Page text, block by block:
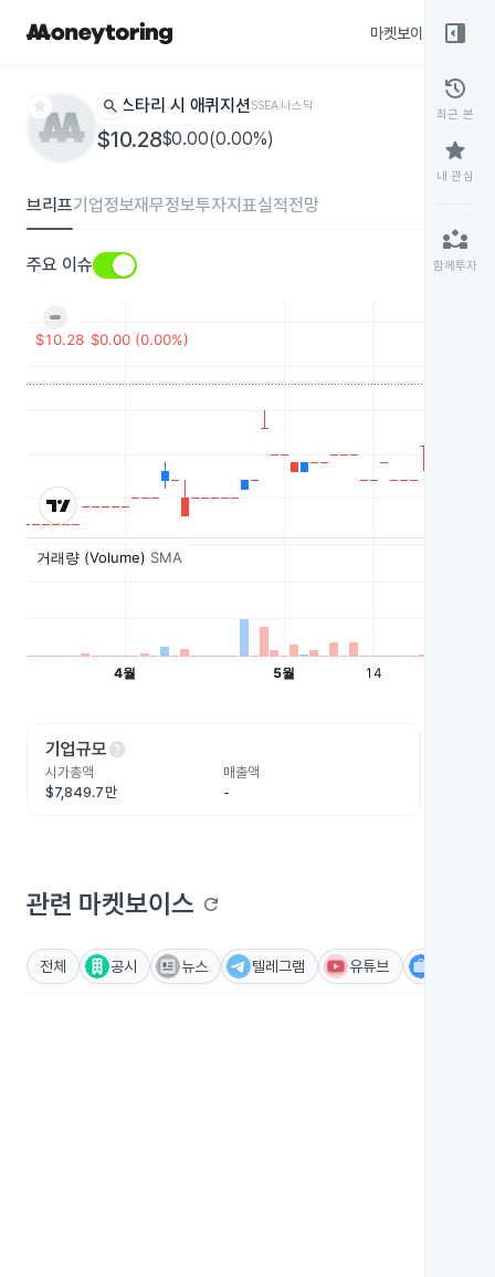
마켓보이스
star search 스타리 시 애퀴지션SSEA나스닥
$10.28$0.00(0.00%)
브리프기업정보재무정보투자지표실적전망
주요 이슈
기업규모help
시가총액
$7,849.7만
매출액
-
관련 마켓보이스 refresh
전체 공시 뉴스 텔레그램 유튜브
right_panel_open
history
최근 본
star
내 관심
partner_exchange
함께투자